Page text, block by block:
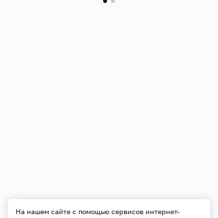
На нашем сайте с помощью сервисов интернет-